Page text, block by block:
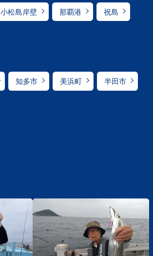
小松島岸壁 那覇港 祝島
知多市 美浜町 半田市